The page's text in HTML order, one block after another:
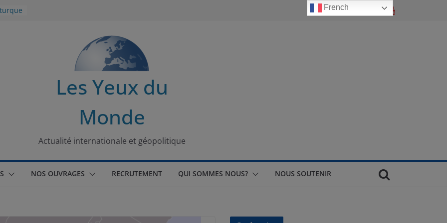
Les Yeux du
Monde
Actualité internationale et géopolitique
NOS OUVRAGES RECRUTEMENT QUI SOMMES NOUS? NOUS SOUTENIR
French